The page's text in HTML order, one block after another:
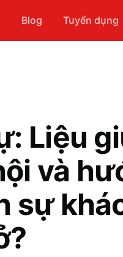
Blog Tuyển dụng
Liệu
và
sự